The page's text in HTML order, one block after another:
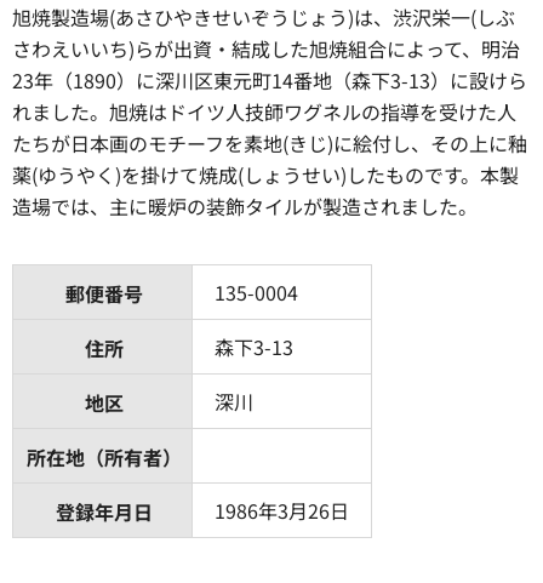
旭焼製造場(あさひやきせいぞうじょう)は、渋沢栄一(しぶ
さわえいいち)らが出資・結成した旭焼組合によって、明治
23年（1890）に深川区東元町14番地（森下3-13）に設けら
れました。旭焼はドイツ人技師ワグネルの指導を受けた人
たちが日本画のモチーフを素地(きじ)に絵付し、その上に釉
薬(ゆうやく)を掛けて焼成(しょうせい)したものです。本製
造場では、主に暖炉の装飾タイルが製造されました。
郵便番号
135-0004
住所
森下3-13
地区
深川
所在地（所有者）
登録年月日
1986年3月26日